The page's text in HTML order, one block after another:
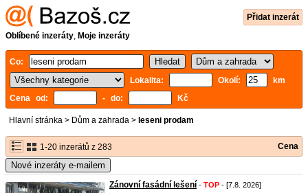
Přidat inzerát
Oblíbené inzeráty, Moje inzeráty
Co:
Lokalita:
Okolí:
km
Cena od:
- do: Kč
Hlavní stránka > Dům a zahrada > leseni prodam
1-20 inzerátů z 283 Cena
Nové inzeráty e-mailem
Zánovní fasádní lešení - TOP - [7.8. 2026]